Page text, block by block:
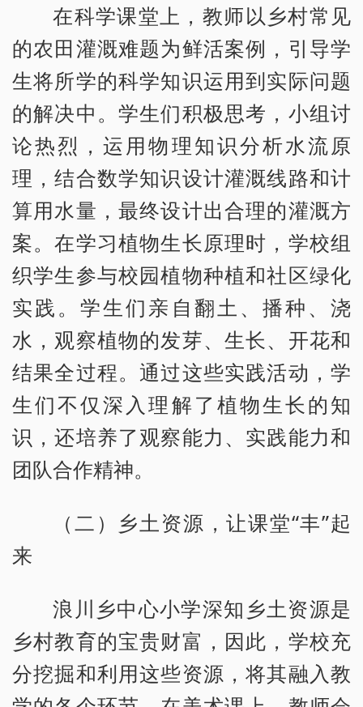
在科学课堂上，教师以乡村常见
的农田灌溉难题为鲜活案例，引导学
生将所学的科学知识运用到实际问题
的解决中。学生们积极思考，小组讨
论热烈，运用物理知识分析水流原
理，结合数学知识设计灌溉线路和计
算用水量，最终设计出合理的灌溉方
案。在学习植物生长原理时，学校组
织学生参与校园植物种植和社区绿化
实践。学生们亲自翻土、播种、浇
水，观察植物的发芽、生长、开花和
结果全过程。通过这些实践活动，学
生们不仅深入理解了植物生长的知
识，还培养了观察能力、实践能力和
团队合作精神。
（二）乡土资源，让课堂“丰”起
来
浪川乡中心小学深知乡土资源是
乡村教育的宝贵财富，因此，学校充
分挖掘和利用这些资源，将其融入教